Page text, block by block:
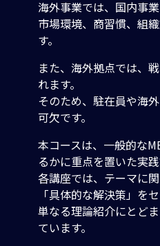
海外事業では、国内事
市場環境、商習慣、組
す。
また、海外拠点では、
れます。
そのため、駐在員や海
可欠です。
本コースは、一般的な
るかに重点を置いた実践
各講座では、テーマに
「具体的な解決策」を
単なる理論紹介にとど
ています。